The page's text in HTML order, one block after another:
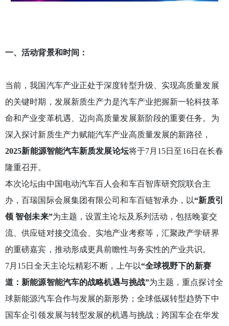
一、活动背景和时间：
当前，我国汽车产业正处于深度转型升级、实现高质量发展
的关键时期，发展新质生产力是汽车产业把握新一轮科技革
命和产业变革机遇、迈向高质量发展新阶段的重要任务。为
深入探讨新质生产力赋能汽车产业高质量发展的新路径，
2025新能源智能汽车新质发展论坛将于7月15日至16日在长春
隆重召开。
本次论坛由中国电动汽车百人会和车百智库研究院联合主
办，百瑞国际会展集团有限公司和车百链智承办，以“新质引
领 智创未来”为主题，设置主论坛及系列活动，包括晚宴交
流、供应链对接交流会、实地产业考察等，汇聚政产学研界
的重磅嘉宾，推动形成更具前瞻性与务实性的产业共识。
7月15日全天主论坛精彩不断，上午以“全球视野下的新赛
道：新能源智能汽车的战略机遇与挑战”为主题，重点探讨全
球新能源汽车合作与发展的新形势；全球低碳转型趋势下中
国车企引领发展与转型发展的机遇与挑战；跨国车企在华发